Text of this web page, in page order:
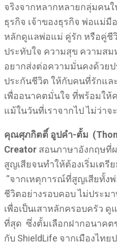
จริงจากหลากหลายกลุ่มคนใ
ธุรกิจ เจ้าของธุรกิจ พ่อแม่มื
หลักดูแลพ่อแม่ คู่รัก หรือคู่ชี
ประทับใจ ความสุข ความส
อยากส่งต่อความมั่นคงด้วยป
ประกันชีวิต ให้กับคนที่รักแ
เพื่ออนาคตมั่นใจ ที่พร้อมให้
แม้ในวันที่เราจากไป ไม่ว่าจ
คุณศุภกิตติ์ อูปคำ-ตั้ม (
Creator สอนภาษาอังกฤษที่
สูญเสียจนทำให้ต้องเริ่มเต
“จากเหตุการณ์ที่สูญเสียทั้ง
ชีวิตอย่างรอบคอบ ไม่ประม
เพื่อเป็นเสาหลักครอบครัว
ที่สุด ซึ่งตั้มเลือกฝากอนาคต
กับ ShieldLife จากเมืองไท